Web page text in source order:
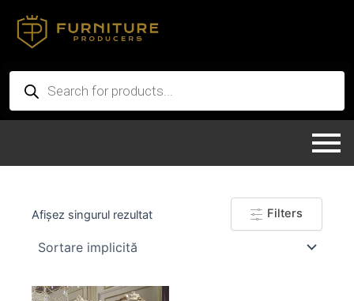
content
Products
search
Filters
Afișez singurul rezultat